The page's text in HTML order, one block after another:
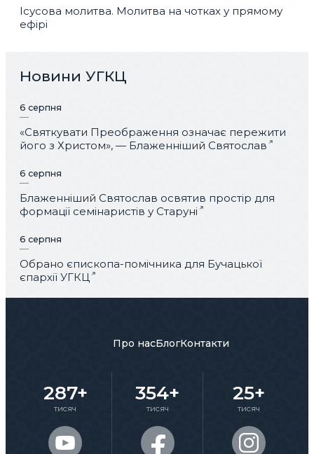
Ісусова молитва. Молитва на чотках у прямому
ефірі
Новини УГКЦ
6 серпня
«Святкувати Преображення означає пережити
його з Христом», — Блаженніший Святослав
6 серпня
Блаженніший Святослав освятив простір для
формації семінаристів у Старуні
6 серпня
Обрано єпископа-помічника для Бучацької
єпархії УГКЦ
Про насБлогКонтакти
287+
тисяч
354+
тисяч
25+
тисяч